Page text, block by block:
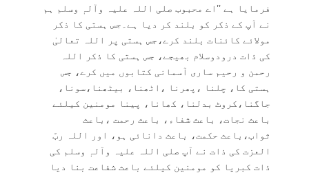
فرمایا ہے ’’اے محبوب صلی اللہ علیہ وآلہٖ وسلم ہم
نے آپ کے ذکر کو بلند کر دیا ہے۔جس ہستی کا ذکر
مولائے کائنات بلند کرے،جس ہستی پر اللہ تعالیٰ
کی ذات درودوسلام بھیجے، جس ہستی کا ذکر اللہ
رحمن و رحیم ساری آسمانی کتابوں میں کرے، جس
ہستی کا، چلنا ،پھرنا ،اٹھنا، بیٹھنا،سونا،
جاگنا،کروٹ بدلنا، کھانا، پینا مومنین کیلئے
باعث نجات، باعث شفاء، باعث رحمت ،باعث
ثواب،باعث حکمت، باعث دانائی ہو، اور اللہ ربّ
العزت کی ذات نے آپ صلی اللہ علیہ وآلہٖ وسلم کی
ذات کبریا کو مومنین کیلئے باعث شفاعت بنا دیا